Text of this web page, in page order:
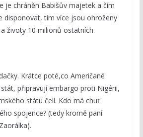
je chráněn Babišův majetek a čím
disponovat, tím více jsou ohroženy
životy 10 milionů ostatních.
Krátce poté,co Američané
připravují embargo proti Nigérii,
státu čelí. Kdo má chuť
spojence? (tedy kromě paní